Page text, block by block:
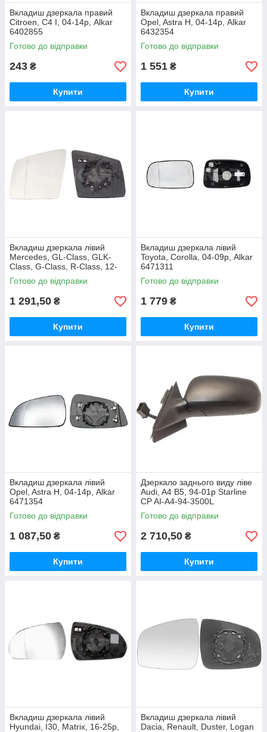
Вкладиш дзеркала правий
Citroen, C4 I, 04-14р, Alkar
6402855
Готово до відправки
243 ₴
Купити
Вкладиш дзеркала правий
Opel, Astra H, 04-14р, Alkar
6432354
Готово до відправки
1 551 ₴
Купити
Вкладиш дзеркала лівий
Mercedes, GL-Class, GLK-
Class, G-Class, R-Class, 12-
15р, Alkar 6431696
Готово до відправки
1 291,50 ₴
Купити
Вкладиш дзеркала лівий
Toyota, Corolla, 04-09р, Alkar
6471311
Готово до відправки
1 779 ₴
Купити
Вкладиш дзеркала лівий
Opel, Astra H, 04-14р, Alkar
6471354
Готово до відправки
1 087,50 ₴
Купити
Дзеркало заднього виду ліве
Audi, A4 B5, 94-01р Starline
CP AI-A4-94-3500L
Готово до відправки
2 710,50 ₴
Купити
Вкладиш дзеркала лівий
Hyundai, I30, Matrix, 16-25р,
Вкладиш дзеркала лівий
Dacia, Renault, Duster, Logan